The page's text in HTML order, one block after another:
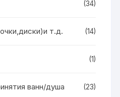
(34)
т.д. (14)
(1)
ванн/душа (23)